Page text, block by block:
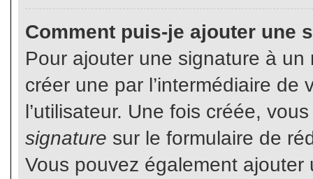
Comment puis-je ajouter une
Pour ajouter une signature à un
créer une par l’intermédiaire
l’utilisateur. Une fois créée,
signature sur le formulaire de
Vous pouvez également